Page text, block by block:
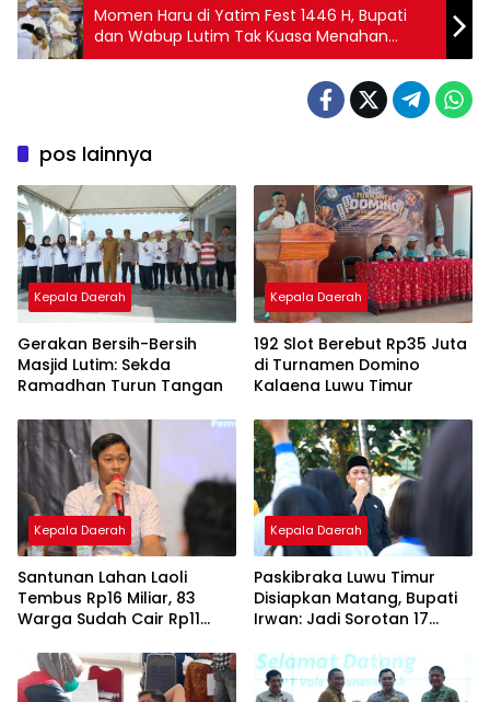
Momen Haru di Yatim Fest 1446 H, Bupati
dan Wabup Lutim Tak Kuasa Menahan
Tangis
pos lainnya
Kepala Daerah
Gerakan Bersih-Bersih
Masjid Lutim: Sekda
Ramadhan Turun Tangan
Kepala Daerah
192 Slot Berebut Rp35 Juta
di Turnamen Domino
Kalaena Luwu Timur
Kepala Daerah
Santunan Lahan Laoli
Tembus Rp16 Miliar, 83
Warga Sudah Cair Rp11
Kepala Daerah
Paskibraka Luwu Timur
Disiapkan Matang, Bupati
Irwan: Jadi Sorotan 17